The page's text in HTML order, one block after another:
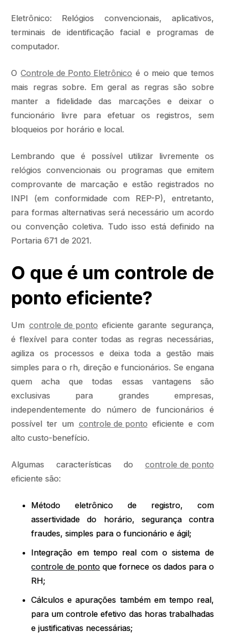
Eletrônico: Relógios convencionais, aplicativos,
terminais de identificação facial e programas de
computador.
OControle de Ponto Eletrônico é o meio que temos
mais regras sobre. Em geral as regras são sobre
manter a fidelidade das marcações e deixar o
funcionário livre para efetuar os registros, sem
bloqueios por horário e local.
Lembrando que é possível utilizar livremente os
relógios convencionais ou programas que emitem
comprovante de marcação e estão registrados no
INPI (em conformidade com REP-P), entretanto,
para formas alternativas será necessário um acordo
ou convenção coletiva. Tudo isso está definido na
Portaria 671 de 2021.
O que é um controle de
ponto eficiente?
Um controle de pontoeficiente garante segurança,
é flexível para conter todas as regras necessárias,
agiliza os processos e deixa toda a gestão mais
simples para o rh, direção e funcionários. Se engana
quem acha que todas essas vantagens são
exclusivas para grandes empresas,
independentemente do número de funcionários é
possível ter um controle de pontoeficiente e com
alto custo-benefício.
Algumas características do controle de ponto
eficiente são:
Método eletrônico de registro, com
assertividade do horário, segurança contra
fraudes, simples para o funcionário e ágil;
Integração em tempo real com o sistema de
controle de ponto que fornece os dados para o
RH;
Cálculos e apurações também em tempo real,
para um controle efetivo das horas trabalhadas
e justificativas necessárias;